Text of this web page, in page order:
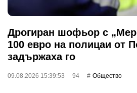
Дрогиран шофьор с
100 евро на полицаи от
задържаха го
09.08.2026 15:39:53 94 Общество